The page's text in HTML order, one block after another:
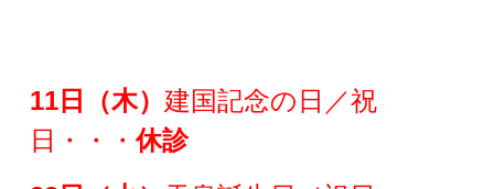
11日（木） 建国記念の日／祝
日・・・休診